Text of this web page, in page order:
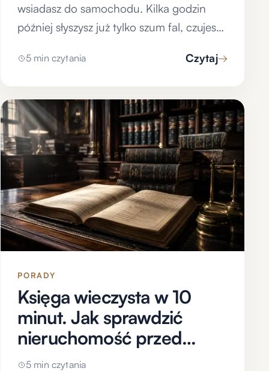
wsiadasz do samochodu. Kilka godzin
później słyszysz już tylko szum fal, czujesz
5 min czytania Czytaj→
PORADY
Księga wieczysta w 10
minut. Jak sprawdzić
nieruchomość przed
zakupem?
5 min czytania